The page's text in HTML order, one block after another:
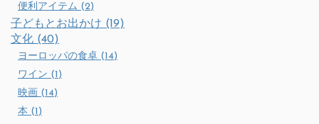
便利アイテム (2)
子どもとお出かけ (19)
文化 (40)
ヨーロッパの食卓 (14)
ワイン (1)
映画 (14)
本 (1)